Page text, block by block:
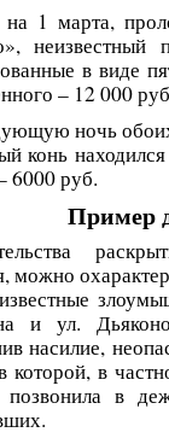
1 марта,
в виде
– 12 000
ночь
конь
6000 руб.
Пример
можно
и ул.
насилие,
которой, в
в